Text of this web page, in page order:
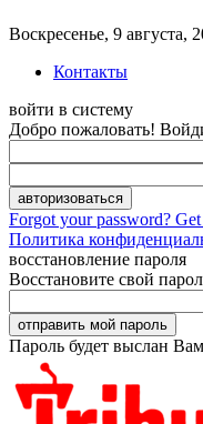
Воскресенье, 9 августа,
Контакты
войти в систему
Добро пожаловать!
Forgot your password?
Политика
восстановление пароля
Восстановите свой
Пароль будет выслан